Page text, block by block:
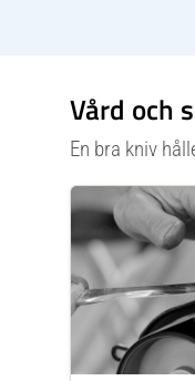
Vård och
En bra kniv